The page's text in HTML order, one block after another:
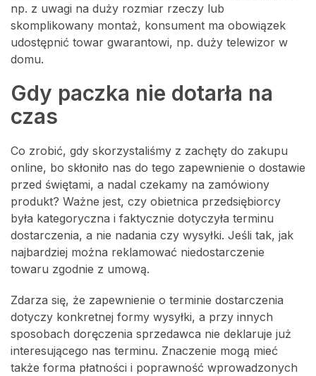
np. z uwagi na duży rozmiar rzeczy lub
skomplikowany montaż, konsument ma obowiązek
udostępnić towar gwarantowi, np. duży telewizor w
domu.
Gdy paczka nie dotarła na
czas
Co zrobić, gdy skorzystaliśmy z zachęty do zakupu
online, bo skłoniło nas do tego zapewnienie o dostawie
przed świętami, a nadal czekamy na zamówiony
produkt? Ważne jest, czy obietnica przedsiębiorcy
była kategoryczna i faktycznie dotyczyła terminu
dostarczenia, a nie nadania czy wysyłki. Jeśli tak, jak
najbardziej można reklamować niedostarczenie
towaru zgodnie z umową.
Zdarza się, że zapewnienie o terminie dostarczenia
dotyczy konkretnej formy wysyłki, a przy innych
sposobach doręczenia sprzedawca nie deklaruje już
interesującego nas terminu. Znaczenie mogą mieć
także forma płatności i poprawność wprowadzonych